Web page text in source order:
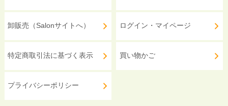
卸販売（Salonサイトへ）
特定商取引法に基づく表示
プライバシーポリシー
ログイン・マイページ
買い物かご